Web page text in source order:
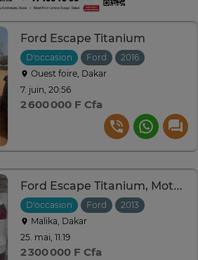
Ford Escape Titanium
D'occasion Ford 2016
Ouest foire, Dakar
7. juin, 20:56
2 600 000 F Cfa
Ford Escape Titanium, Moteur 2.0
D'occasion Ford 2013
Malika, Dakar
25. mai, 11:19
2 300 000 F Cfa